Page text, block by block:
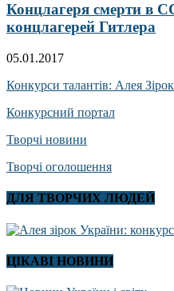
Концлагеря смерти в
концлагерей Гитлера
05.01.2017
Конкурси талантів: Алея
Конкурсний портал
Творчі новини
Творчі оголошення
ДЛЯ ТВОРЧИХ ЛЮДЕЙ
ЦІКАВІ НОВИНИ